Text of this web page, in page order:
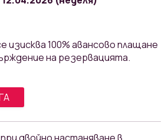
100% авансово плащане
на резервацията.